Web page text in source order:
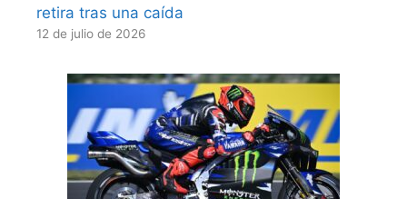
retira tras una caída
12 de julio de 2026